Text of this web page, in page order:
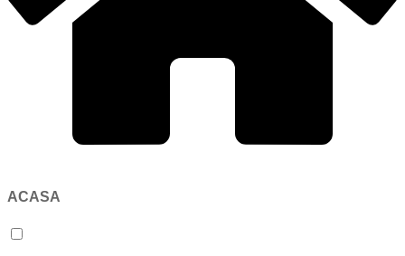
ACASA